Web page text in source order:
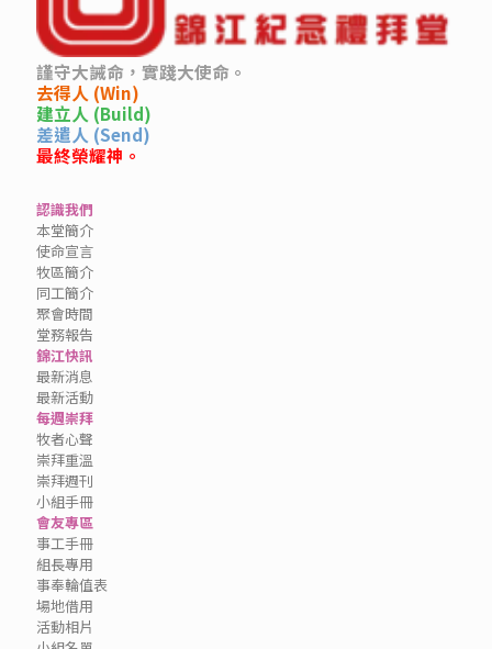
謹守大誡命，實踐大使命。
去得人 (Win)
建立人 (Build)
差遣人 (Send)
最終榮耀神。
認識我們
本堂簡介
使命宣言
牧區簡介
同工簡介
聚會時間
堂務報告
錦江快訊
最新消息
最新活動
每週崇拜
牧者心聲
崇拜重溫
崇拜週刊
小組手冊
會友專區
事工手冊
組長專用
事奉輪值表
場地借用
活動相片